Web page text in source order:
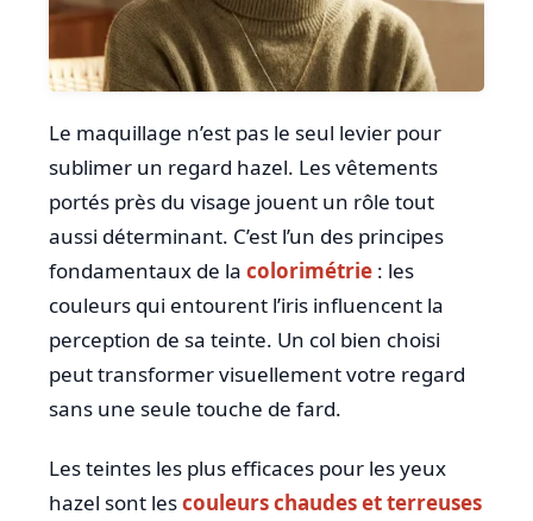
Le maquillage n’est pas le seul levier pour
sublimer un regard hazel. Les vêtements
portés près du visage jouent un rôle tout
aussi déterminant. C’est l’un des principes
fondamentaux de la colorimétrie : les
couleurs qui entourent l’iris influencent la
perception de sa teinte. Un col bien choisi
peut transformer visuellement votre regard
sans une seule touche de fard.
Les teintes les plus efficaces pour les yeux
hazel sont lescouleurs chaudes et terreuses